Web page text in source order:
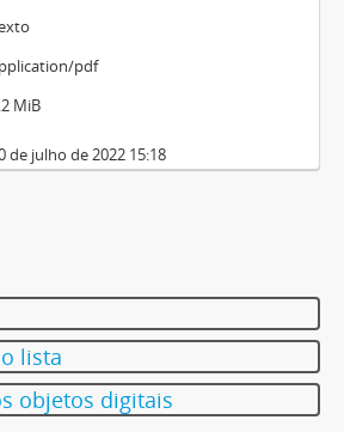
pdf
MiB
de julho de 2022 15:18
lista
objetos digitais